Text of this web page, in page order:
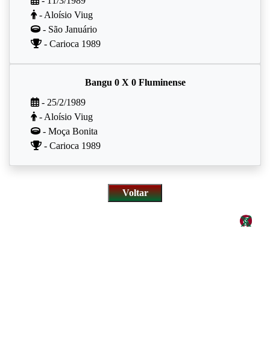
- Aloísio Viug
- São Januário
- Carioca 1989
Bangu 0 X 0 Fluminense
- 25/2/1989
- Aloísio Viug
- Moça Bonita
- Carioca 1989